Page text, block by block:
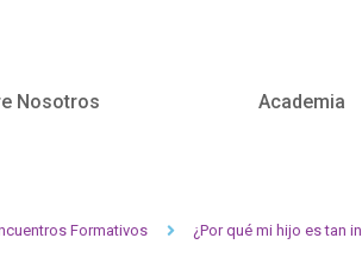
Nosotros Academia
Formativos ¿Por qué mi hijo es tan